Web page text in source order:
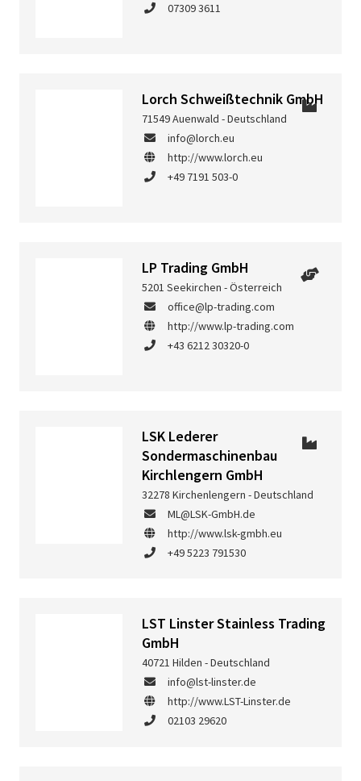
07309 3611
Lorch Schweißtechnik GmbH
71549 Auenwald - Deutschland
info@lorch.eu
http://www.lorch.eu
+49 7191 503-0
LP Trading GmbH
5201 Seekirchen - Österreich
office@lp-trading.com
http://www.lp-trading.com
+43 6212 30320-0
LSK Lederer
Sondermaschinenbau
Kirchlengern GmbH
32278 Kirchenlengern - Deutschland
ML@LSK-GmbH.de
http://www.lsk-gmbh.eu
+49 5223 791530
LST Linster Stainless Trading
GmbH
40721 Hilden - Deutschland
info@lst-linster.de
http://www.LST-Linster.de
02103 29620